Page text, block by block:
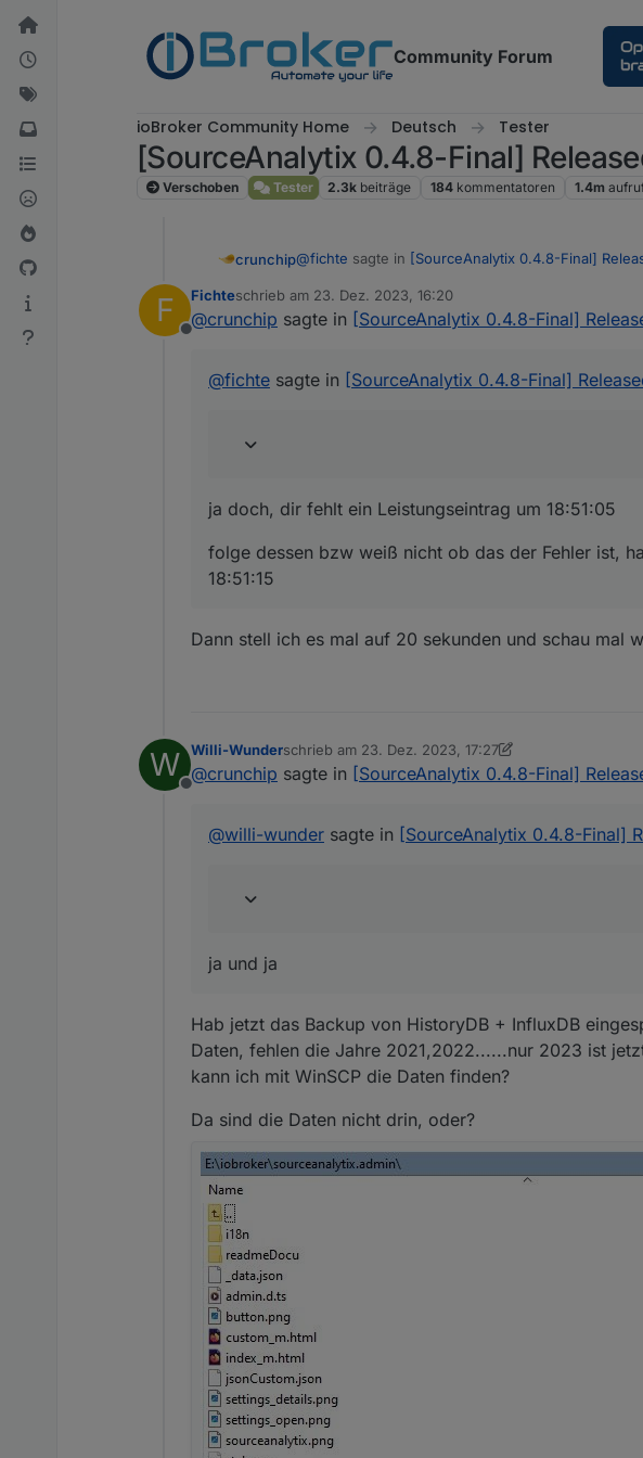
Weiter zum Inhalt
Community Forum
ioBroker Community Home Deutsch Tester
[SourceAnalytix 0.4.8-Final]
Verschoben Tester 2.3k beiträge 184 kommentatoren 1.4m
crunchip@fichte sagte in [SourceAnalytix 0.4.8-Final]
Keine AUffälligkeit
ja doch, dir fehlt ein Leistungseintrag um 18:51:05
F
Offline
Fichteschrieb am 23. Dez. 2023, 16:20
zuletzt editiert von
@crunchip sagte in [SourceAnalytix 0.4.8-Final]
@fichte sagte in [SourceAnalytix 0.4.8-Final]
ja doch, dir fehlt ein Leistungseintrag um 18:51:05
folge dessen bzw weiß nicht ob das der Fehler ist,
18:51:15
Dann stell ich es mal auf 20 sekunden und schau mal
W
Offline
Willi-Wunderschrieb am 23. Dez. 2023, 17:27
zuletzt editiert von Willi-Wunder
@crunchip sagte in [SourceAnalytix 0.4.8-Final]
@willi-wunder sagte in [SourceAnalytix 0.4.8-Final]
ja und ja
Hab jetzt das Backup von HistoryDB + InfluxDB
Daten, fehlen die Jahre 2021,2022......nur 2023 ist
kann ich mit WinSCP die Daten finden?
Da sind die Daten nicht drin, oder?